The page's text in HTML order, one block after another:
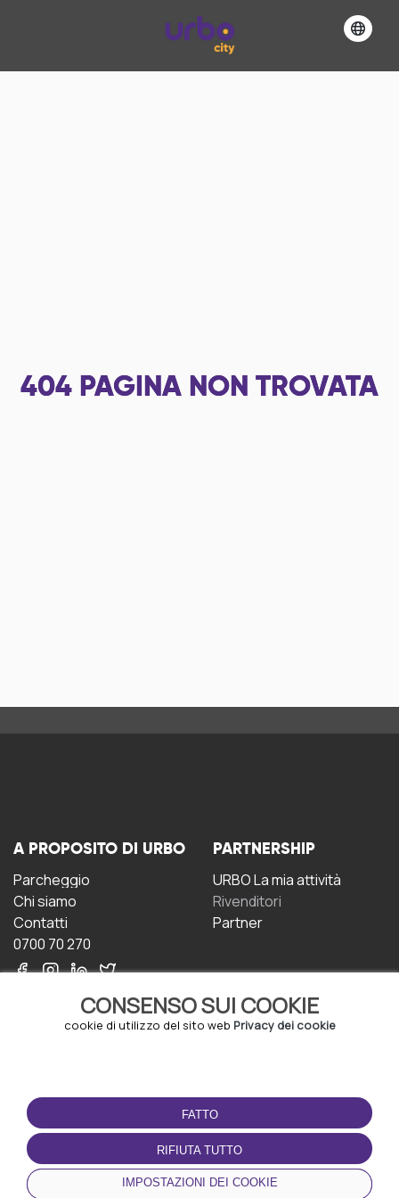
404 PAGINA NON TROVATA
CONSENSO SUI COOKIE
cookie di utilizzo del sito web Privacy dei cookie
FATTO
RIFIUTA TUTTO
IMPOSTAZIONI DEI COOKIE
A PROPOSITO DI URBO
Parcheggio
Chi siamo
Contatti
0700 70 270
PARTNERSHIP
URBO La mia attività
Rivenditori
Partner
CONDIZIONI D'USO
Termini e Condizioni
Politica sulla riservatezza
Gestione dei Cookie
SCARICA L'APP